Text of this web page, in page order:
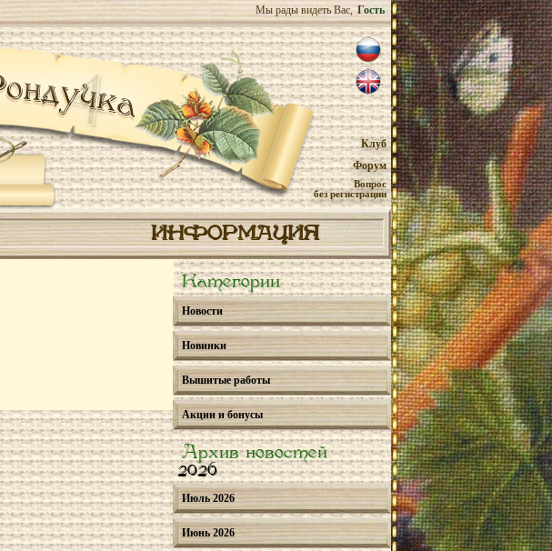
Мы рады видеть Вас, Гость
Клуб
Форум
Вопрос
без регистрации
ИНФОРМАЦИЯ
Категории
Новости
Новинки
Вышитые работы
Акции и бонусы
Архив новостей
2026
Июль 2026
Июнь 2026